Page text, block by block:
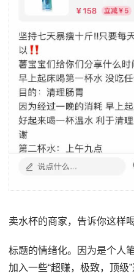
卖水杯的商家，告诉你这样
标题的情绪化。因为是个人
加入一些“超赚，极致，顶级